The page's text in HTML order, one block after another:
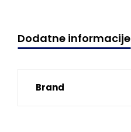
Dodatne informacije
Brand